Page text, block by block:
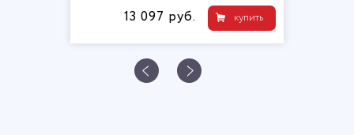
купить
13 097 руб.